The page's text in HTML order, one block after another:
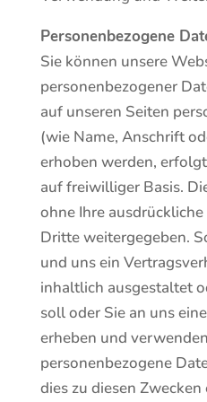
Personenbezogene
Sie können unsere
personenbezogener
auf unseren Seiten
(wie Name, Anschrift
erhoben werden,
auf freiwilliger Basis.
ohne Ihre
Dritte weitergegeben.
und uns ein
inhaltlich ausgestaltet
soll oder Sie an uns
erheben und
personenbezogene
dies zu diesen